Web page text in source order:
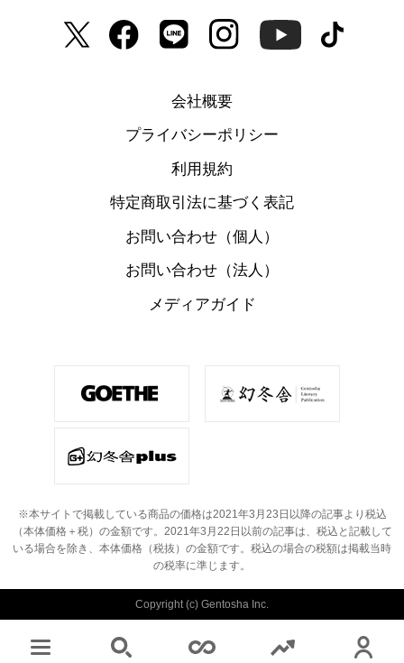
会社概要
プライバシーポリシー
利用規約
特定商取引法に基づく表記
お問い合わせ（個人）
お問い合わせ（法人）
メディアガイド
※本サイトで掲載している商品の価格は2021年3月23日以降の記事より税込
（本体価格＋税）の金額です。 2021年3月22日以前の記事は、税込と記載して
いる場合を除き、本体価格（税抜）の金額です。 税込の場合の税額は掲載当時
の税率に準じます。
Copyright (c) Gentosha Inc.